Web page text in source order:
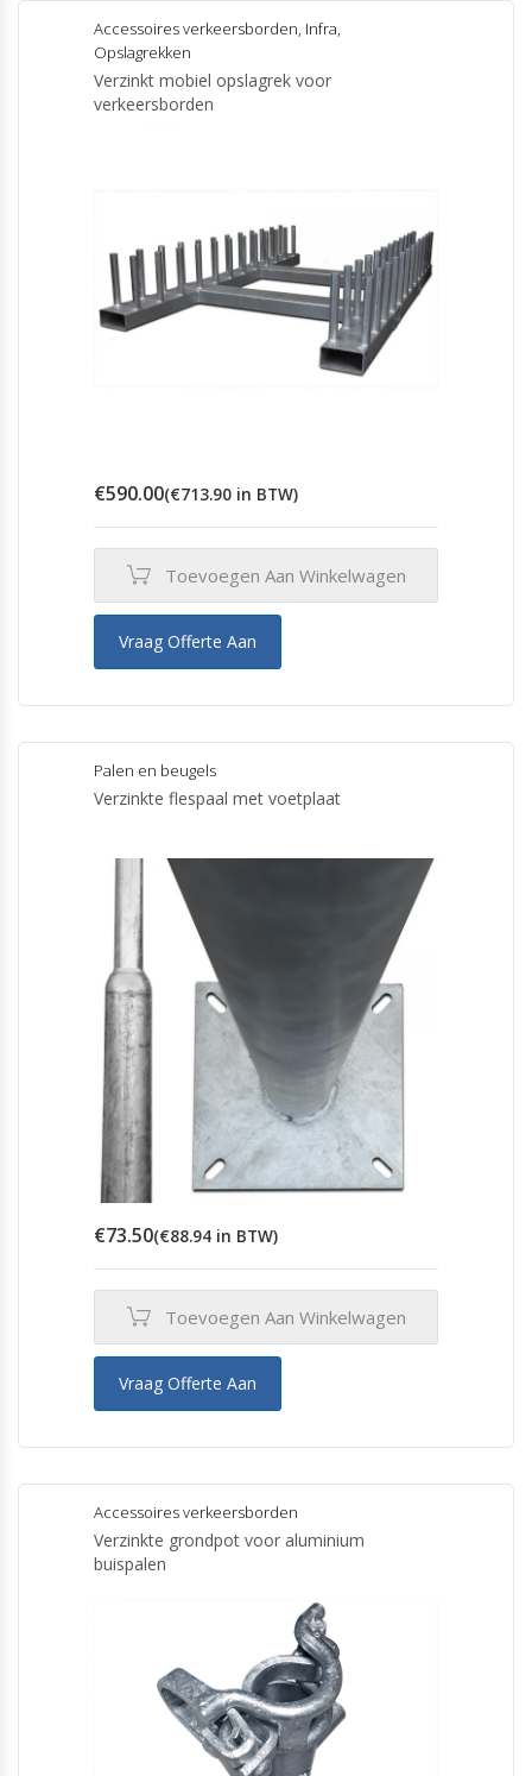
Accessoires verkeersborden, Infra,
Opslagrekken
Verzinkt mobiel opslagrek voor
verkeersborden
€590.00(€713.90 in BTW)
Toevoegen Aan Winkelwagen
Vraag Offerte Aan
Palen en beugels
Verzinkte flespaal met voetplaat
€73.50(€88.94 in BTW)
Toevoegen Aan Winkelwagen
Vraag Offerte Aan
Accessoires verkeersborden
Verzinkte grondpot voor aluminium
buispalen